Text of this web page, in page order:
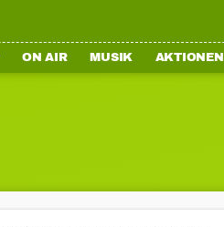
ON AIR MUSIK AKTIONEN